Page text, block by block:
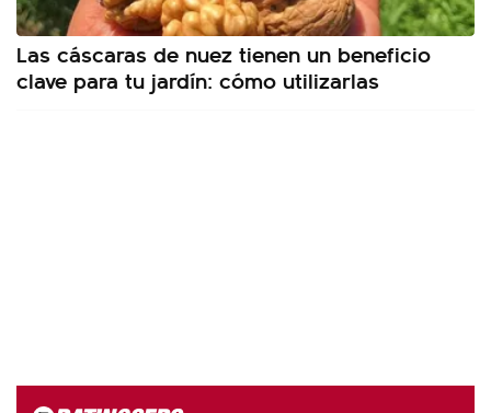
Las cáscaras de nuez tienen un beneficio
clave para tu jardín: cómo utilizarlas